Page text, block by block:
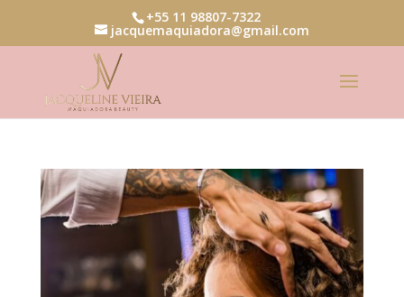
+55 11 98807-7322
jacquemaquiadora@gmail.com